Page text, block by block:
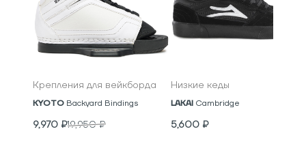
Крепления для вейкборда
KYOTO Backyard Bindings
9,970 ₽19,950₽
Низкие кеды
LAKAI Cambridge
5,600 ₽